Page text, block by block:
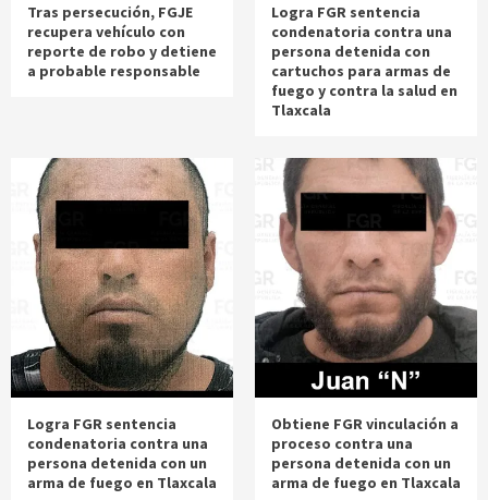
Tras persecución, FGJE
recupera vehículo con
reporte de robo y detiene
a probable responsable
Logra FGR sentencia
condenatoria contra una
persona detenida con
cartuchos para armas de
fuego y contra la salud en
Tlaxcala
Logra FGR sentencia
condenatoria contra una
persona detenida con un
arma de fuego en Tlaxcala
Obtiene FGR vinculación a
proceso contra una
persona detenida con un
arma de fuego en Tlaxcala